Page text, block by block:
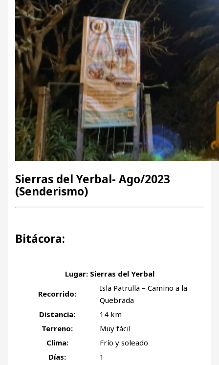
Sierras del Yerbal- Ago/2023
(Senderismo)
Bitácora:
Lugar: Sierras del Yerbal
Recorrido:
Isla Patrulla – Camino a la
Quebrada
Distancia:
14 km
Terreno:
Muy fácil
Clima:
Frío y soleado
Días:
1